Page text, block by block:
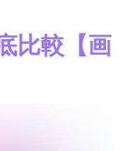
比較【画